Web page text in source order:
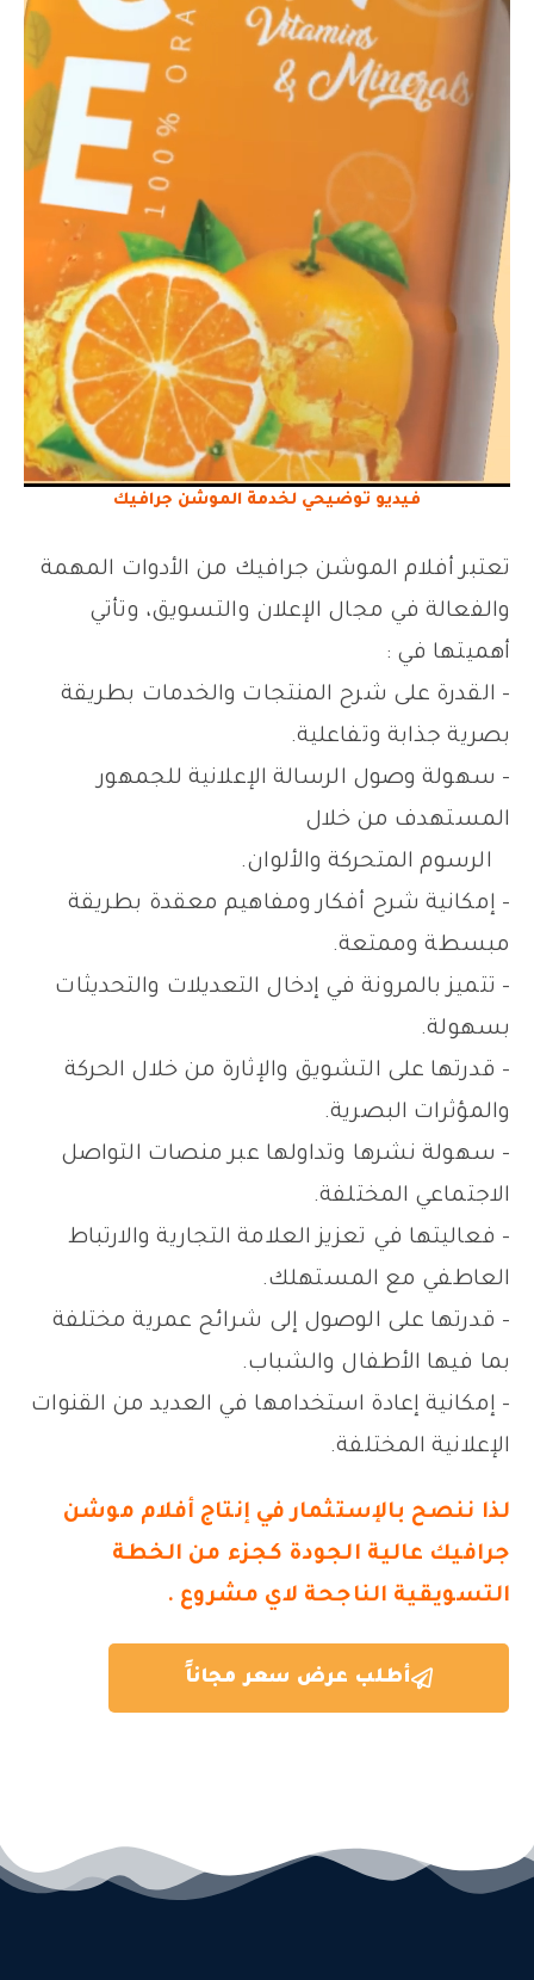
فيديو توضيحي لخدمة الموشن جرافيك
تعتبر أفلام الموشن جرافيك من الأدوات المهمة
والفعالة في مجال الإعلان والتسويق، وتأتي
أهميتها في :
– القدرة على شرح المنتجات والخدمات بطريقة
بصرية جذابة وتفاعلية.
– سهولة وصول الرسالة الإعلانية للجمهور
المستهدف من خلال
الرسوم المتحركة والألوان.
– إمكانية شرح أفكار ومفاهيم معقدة بطريقة
مبسطة وممتعة.
– تتميز بالمرونة في إدخال التعديلات والتحديثات
بسهولة.
– قدرتها على التشويق والإثارة من خلال الحركة
والمؤثرات البصرية.
– سهولة نشرها وتداولها عبر منصات التواصل
الاجتماعي المختلفة.
– فعاليتها في تعزيز العلامة التجارية والارتباط
العاطفي مع المستهلك.
– قدرتها على الوصول إلى شرائح عمرية مختلفة
بما فيها الأطفال والشباب.
– إمكانية إعادة استخدامها في العديد من القنوات
الإعلانية المختلفة.
لذا ننصح بالإستثمار في إنتاج أفلام موشن
جرافيك عالية الجودة كجزء من الخطة
التسويقية الناجحة لاي مشروع .
أطلب عرض سعر مجاناً